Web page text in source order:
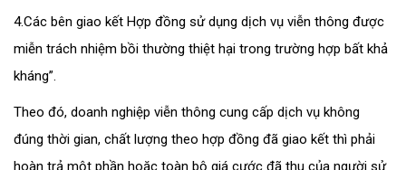
4.Các bên giao kết Hợp đồng sử dụng dịch vụ viễn thông được
miễn trách nhiệm bồi thường thiệt hại trong trường hợp bất khả
kháng”.
Theo đó, doanh nghiệp viễn thông cung cấp dịch vụ không
đúng thời gian, chất lượng theo hợp đồng đã giao kết thì phải
hoàn trả một phần hoặc toàn bộ giá cước đã thu của người sử